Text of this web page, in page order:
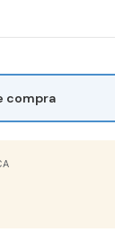
compra